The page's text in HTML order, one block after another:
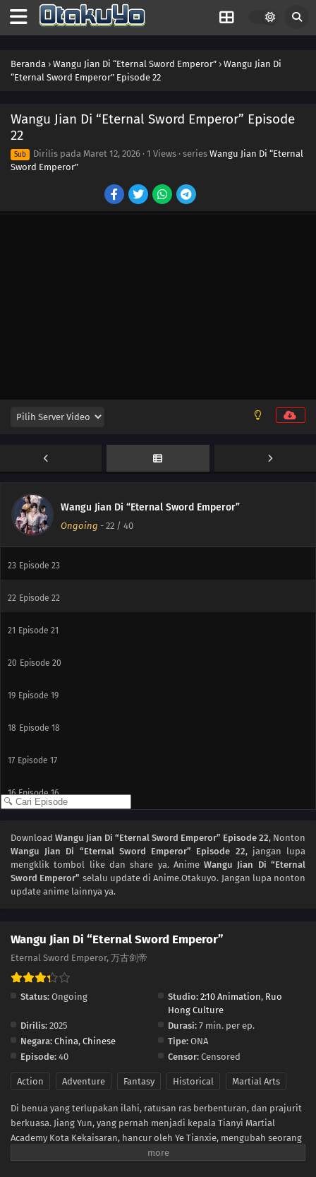
Beranda › Wangu Jian Di “Eternal Sword Emperor” › Wangu Jian Di
“Eternal Sword Emperor” Episode 22
Wangu Jian Di “Eternal Sword Emperor” Episode
22
Sub Dirilis pada Maret 12, 2026 · 1 Views · series Wangu Jian Di “Eternal
Sword Emperor”
Wangu Jian Di “Eternal Sword Emperor”
Ongoing - 22 / 40
40 Episode 40
38 Episode 38
36 Episode 36
Episode 35
Episode 25
Episode 24
23 Episode 23
22 Episode 22
21 Episode 21
20 Episode 20
19 Episode 19
18 Episode 18
17 Episode 17
16 Episode 16
14 Episode 14
13 Episode 13
11 Episode 11
09 Episode 9
08 Episode 8
Episode 7
06 Episode 6
Download Wangu Jian Di “Eternal Sword Emperor” Episode 22, Nonton
Wangu Jian Di “Eternal Sword Emperor” Episode 22, jangan lupa
mengklik tombol like dan share ya. AnimeWangu Jian Di “Eternal
Sword Emperor” selalu update di Anime.Otakuyo. Jangan lupa nonton
update anime lainnya ya.
Wangu Jian Di “Eternal Sword Emperor”
Eternal Sword Emperor, 万古剑帝
Status: Ongoing Studio: 2:10 Animation, Ruo
Hong Culture
Dirilis: 2025 Durasi: 7 min. per ep.
Negara: China, Chinese Tipe: ONA
Episode: 40 Censor: Censored
Action Adventure Fantasy Historical Martial Arts
Di benua yang terlupakan ilahi, ratusan ras berbenturan, dan prajurit
berkuasa. Jiang Yun, yang pernah menjadi kepala Tianyi Martial
Academy Kota Kekaisaran, hancur oleh Ye Tianxie, mengubah seorang
jenius menjadi sosok yang menyedihkan. Menentang Nasib, dia tiba -